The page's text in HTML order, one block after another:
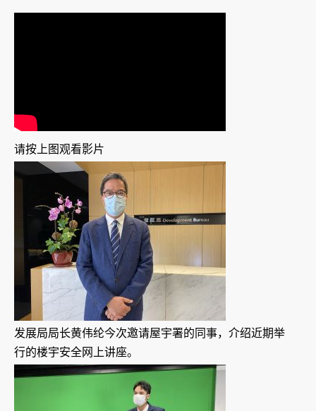
请按上图观看影片
发展局局长黄伟纶今次邀请屋宇署的同事，介绍近期举
行的楼宇安全网上讲座。